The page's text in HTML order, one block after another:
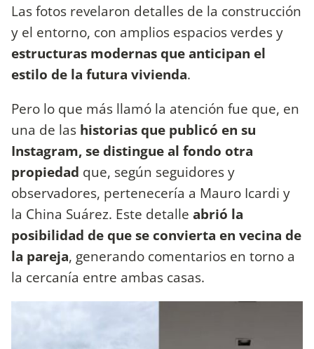
Las fotos revelaron detalles de la construcción
y el entorno, con amplios espacios verdes y
estructuras modernas que anticipan el
estilo de la futura vivienda.
Pero lo que más llamó la atención fue que, en
una de las historias que publicó en su
Instagram, se distingue al fondo otra
propiedad que, según seguidores y
observadores, pertenecería a Mauro Icardi y
la China Suárez. Este detalle abrió la
posibilidad de que se convierta en vecina de
la pareja, generando comentarios en torno a
la cercanía entre ambas casas.